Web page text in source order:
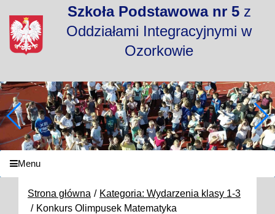
Szkoła Podstawowa nr 5z
Oddziałami Integracyjnymi w
Ozorkowie
Menu
Strona główna
Kategoria: Wydarzenia klasy 1-3
Konkurs Olimpusek Matematyka